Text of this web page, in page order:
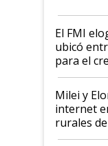
de Milei
El FMI
ubicó
para el
Milei y
internet
rurales
a un